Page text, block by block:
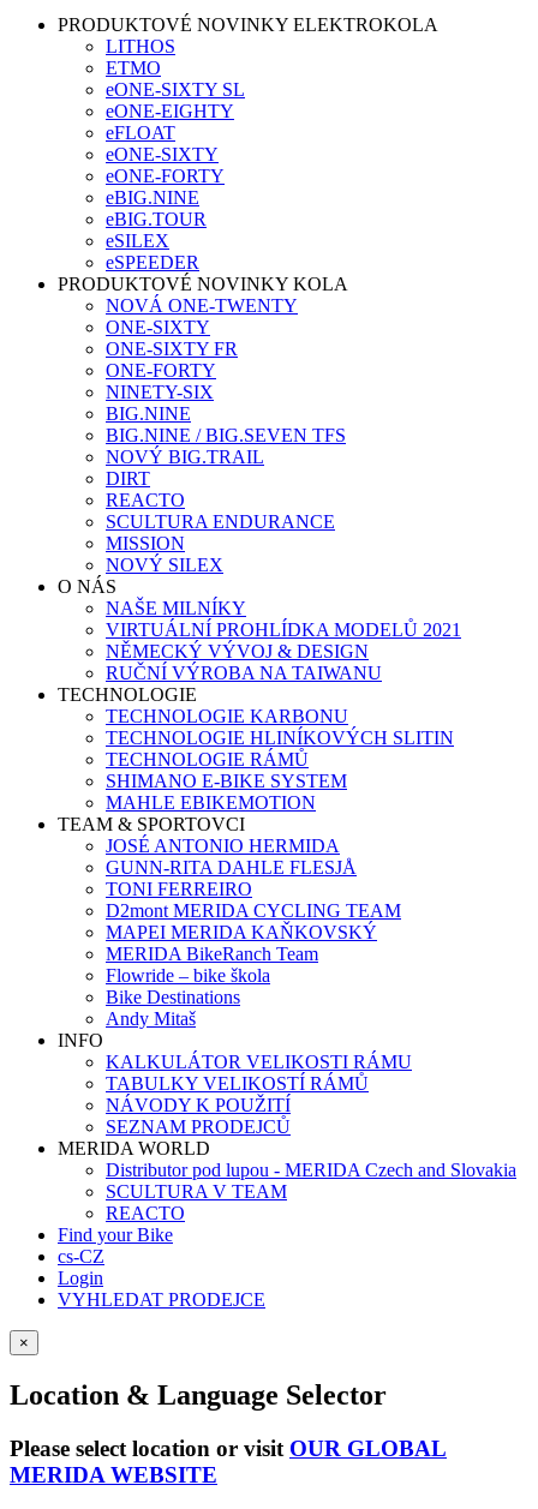
PRODUKTOVÉ NOVINKY ELEKTROKOLA
LITHOS
ETMO
eONE-SIXTY SL
eONE-EIGHTY
eFLOAT
eONE-SIXTY
eONE-FORTY
eBIG.NINE
eBIG.TOUR
eSILEX
eSPEEDER
PRODUKTOVÉ NOVINKY KOLA
NOVÁ ONE-TWENTY
ONE-SIXTY
ONE-SIXTY FR
ONE-FORTY
NINETY-SIX
BIG.NINE
BIG.NINE / BIG.SEVEN TFS
NOVÝ BIG.TRAIL
DIRT
REACTO
SCULTURA ENDURANCE
MISSION
NOVÝ SILEX
O NÁS
NAŠE MILNÍKY
VIRTUÁLNÍ PROHLÍDKA MODELŮ 2021
NĚMECKÝ VÝVOJ & DESIGN
RUČNÍ VÝROBA NA TAIWANU
TECHNOLOGIE
TECHNOLOGIE KARBONU
TECHNOLOGIE HLINÍKOVÝCH SLITIN
TECHNOLOGIE RÁMŮ
SHIMANO E-BIKE SYSTEM
MAHLE EBIKEMOTION
TEAM & SPORTOVCI
JOSÉ ANTONIO HERMIDA
GUNN-RITA DAHLE FLESJÅ
TONI FERREIRO
D2mont MERIDA CYCLING TEAM
MAPEI MERIDA KAŇKOVSKÝ
MERIDA BikeRanch Team
Flowride – bike škola
Bike Destinations
Andy Mitaš
INFO
KALKULÁTOR VELIKOSTI RÁMU
TABULKY VELIKOSTÍ RÁMŮ
NÁVODY K POUŽITÍ
SEZNAM PRODEJCŮ
MERIDA WORLD
Distributor pod lupou - MERIDA Czech and Slovakia
SCULTURA V TEAM
REACTO
Find your Bike
cs-CZ
Login
VYHLEDAT PRODEJCE
×
Location & Language Selector
Please select location or visit OUR GLOBAL
MERIDA WEBSITE